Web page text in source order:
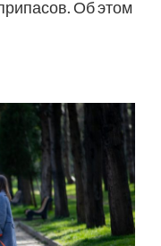
Об этом